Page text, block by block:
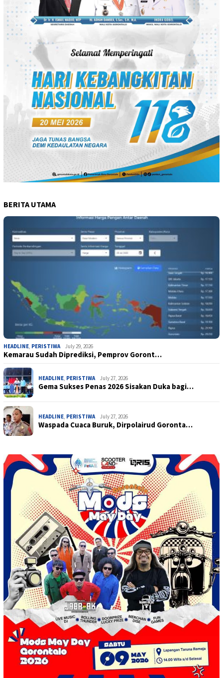
BERITA UTAMA
HEADLINE, PERISTIWA July 29, 2026
Kemarau Sudah Diprediksi, Pemprov Goront…
HEADLINE, PERISTIWA July 27, 2026
Gema Sukses Penas 2026 Sisakan Duka bagi…
HEADLINE, PERISTIWA July 27, 2026
Waspada Cuaca Buruk, Dirpolairud Goronta…